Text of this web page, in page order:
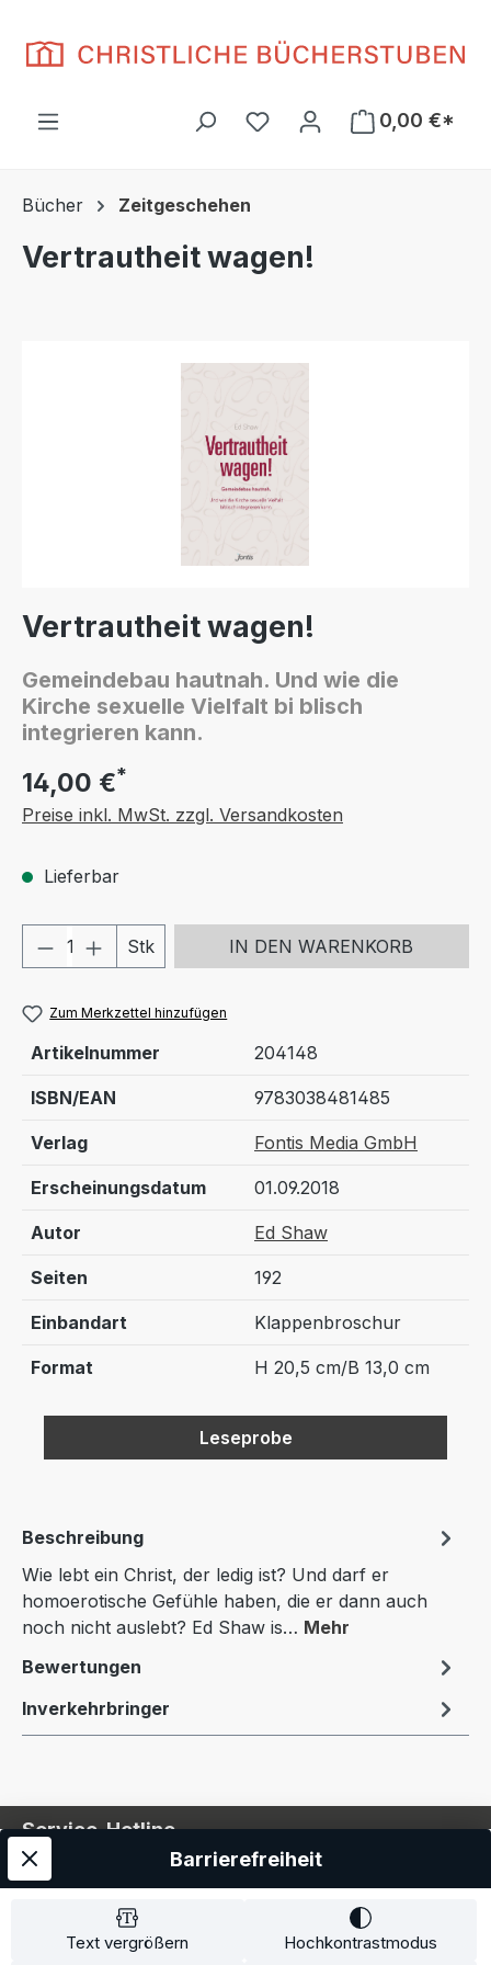
Du hast 0 Produkte auf
0,00 €*
Bücher Zeitgeschehen
Vertrautheit wagen!
Vertrautheit wagen!
Gemeindebau hautnah. Und wie die
Kirche sexuelle Vielfalt bi blisch
integrieren kann.
14,00 €*
Preise inkl. MwSt. zzgl. Versandkosten
Lieferbar
Produkt Anzahl: Gib den
Stk IN DEN WARENKORB
Zum Merkzettel hinzufügen
Artikelnummer 204148
ISBN/EAN 9783038481485
Verlag Fontis Media GmbH
Erscheinungsdatum 01.09.2018
Autor Ed Shaw
Seiten 192
Einbandart Klappenbroschur
Format H 20,5 cm/B 13,0 cm
Leseprobe
Beschreibung
Wie lebt ein Christ, der ledig ist? Und darf er
homoerotische Gefühle haben, die er dann auch
noch nicht auslebt? Ed Shaw is… Mehr
Bewertungen
Inverkehrbringer
Service-Hotline
Service
Information
Text vergrößern Hochkontrastmodus
Barrierefreiheit